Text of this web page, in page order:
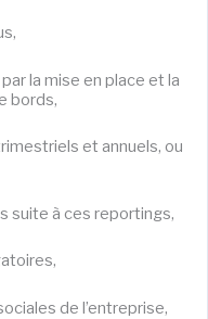
la mise en place et la
bords,
et annuels, ou
suite à ces reportings,
de l’entreprise,